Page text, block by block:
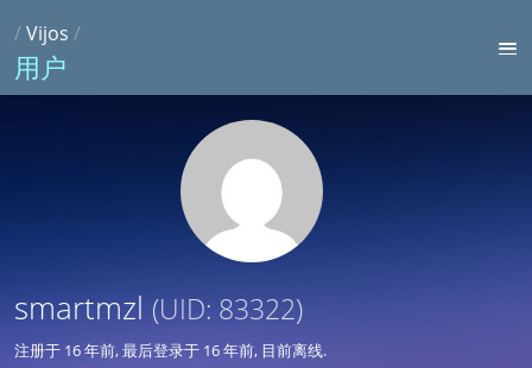
/Vijos /
用户
smartmzl (UID: 83322)
注册于 16 年前, 最后登录于 16 年前, 目前离线.